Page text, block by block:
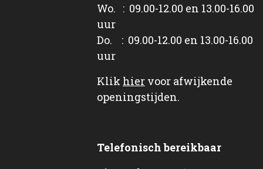
Wo. : 09.00-12.00 en 13.00-16.00
uur
Do. : 09.00-12.00 en 13.00-16.00
uur
Klik hier voor afwijkende
openingstijden.
Telefonisch bereikbaar